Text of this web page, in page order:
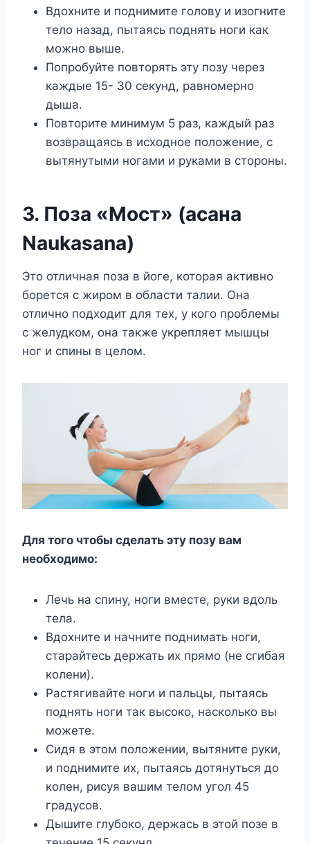
Вдохните и поднимите голову и изогните
тело назад, пытаясь поднять ноги как
можно выше.
Попробуйте повторять эту позу через
каждые 15- 30 секунд, равномерно
дыша.
Повторите минимум 5 раз, каждый раз
возвращаясь в исходное положение, с
вытянутыми ногами и руками в стороны.
3. Поза «Мост» (асана
Naukasana)
Это отличная поза в йоге, которая активно
борется с жиром в области талии. Она
отлично подходит для тех, у кого проблемы
с желудком, она также укрепляет мышцы
ног и спины в целом.
Для того чтобы сделать эту позу вам
необходимо:
Лечь на спину, ноги вместе, руки вдоль
тела.
Вдохните и начните поднимать ноги,
старайтесь держать их прямо (не сгибая
колени).
Растягивайте ноги и пальцы, пытаясь
поднять ноги так высоко, насколько вы
можете.
Сидя в этом положении, вытяните руки,
и поднимите их, пытаясь дотянуться до
колен, рисуя вашим телом угол 45
градусов.
Дышите глубоко, держась в этой позе в